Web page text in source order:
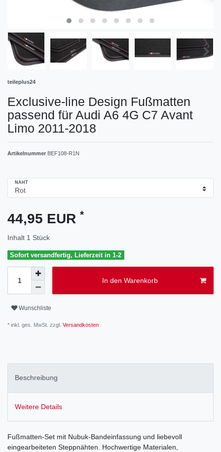
teileplus24
Exclusive-line Design Fußmatten
passend für Audi A6 4G C7 Avant
Limo 2011-2018
Artikelnummer BEF108-R1N
NAHT
44,95 EUR *
Inhalt 1 Stück
Sofort versandfertig, Lieferzeit in 1-2
In den Warenkorb
Wunschliste
* inkl. ges. MwSt. zzgl. Versandkosten
Beschreibung
Weitere Details
Fußmatten-Set mit Nubuk-Bandeinfassung und liebevoll
eingearbeiteten Steppnähten. Hochwertige Materialen,